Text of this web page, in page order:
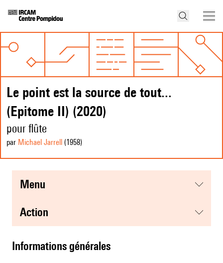
Le point est la source de tout...
(Epitome II) (2020)
pour flûte
par Michael Jarrell (1958)
menu
action
informations générales